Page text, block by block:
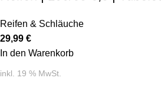
Reifen & Schläuche
29,99 €
In den Warenkorb
inkl. 19 % MwSt.